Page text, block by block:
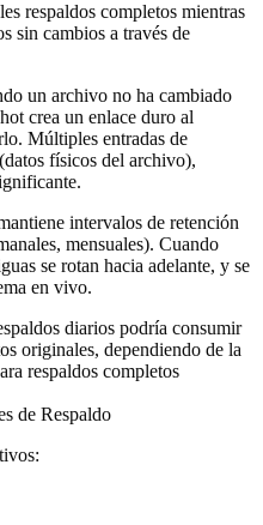
respaldos completos mientras
sin cambios a través de
un archivo no ha cambiado
crea un enlace duro al
Múltiples entradas de
físicos del archivo),
intervalos de retención
mensuales). Cuando
se rotan hacia adelante, y se
en vivo.
diarios podría consumir
originales, dependiendo de la
respaldos completos
de Respaldo